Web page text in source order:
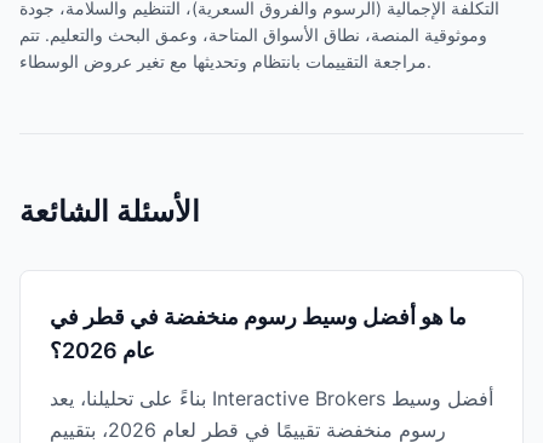
التكلفة الإجمالية (الرسوم والفروق السعرية)، التنظيم والسلامة، جودة
وموثوقية المنصة، نطاق الأسواق المتاحة، وعمق البحث والتعليم. تتم
مراجعة التقييمات بانتظام وتحديثها مع تغير عروض الوسطاء.
الأسئلة الشائعة
ما هو أفضل وسيط رسوم منخفضة في قطر في
عام 2026؟
بناءً على تحليلنا، يعد Interactive Brokers أفضل وسيط
رسوم منخفضة تقييمًا في قطر لعام 2026، بتقييم